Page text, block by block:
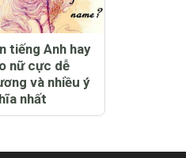
tiếng Anh hay
nữ cực dễ
và nhiều ý
nhất